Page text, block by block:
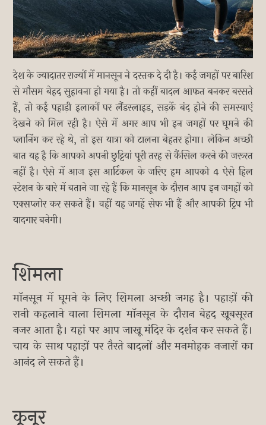
देश के ज्यादातर राज्यों में मानसून ने दस्तक दे दी है। कई जगहों पर बारिश
से मौसम बेहद सुहावना हो गया है। तो कहीं बादल आफत बनकर बरसते
हैं, तो कई पहाड़ी इलाकों पर लैंडस्लाइड, सड़कें बंद होने की समस्याएं
देखने को मिल रही है। ऐसे में अगर आप भी इन जगहों पर घूमने की
प्लानिंग कर रहे थे, तो इस यात्रा को टालना बेहतर होगा। लेकिन अच्छी
बात यह है कि आपको अपनी छुट्टियां पूरी तरह से कैंसिल करने की जरूरत
नहीं है। ऐसे में आज इस आर्टिकल के जरिए हम आपको 4 ऐसे हिल
स्टेशन के बारे में बताने जा रहे हैं कि मानसून के दौरान आप इन जगहों को
एक्सप्लोर कर सकते हैं। वहीं यह जगहें सेफ भी हैं और आपकी ट्रिप भी
यादगार बनेगी।
शिमला
मॉनसून में घूमने के लिए शिमला अच्छी जगह है। पहाड़ों की
रानी कहलाने वाला शिमला मॉनसून के दौरान बेहद खूबसूरत
नजर आता है। यहां पर आप जाखू मंदिर के दर्शन कर सकते हैं।
चाय के साथ पहाड़ों पर तैरते बादलों और मनमोहक नजारों का
आनंद ले सकते हैं।
कूनूर